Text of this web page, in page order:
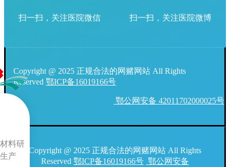
扫一扫，关注医院微信 扫一扫，关注医院微博
Copyright @ 2025 正规合法的网赌网站 All Rights
Reserved 鄂ICP备16019166号
鄂公网安备 42011702000025号
Copyright @ 2025 正规合法的网赌网站 All Rights
Reserved 鄂ICP备16019166号 鄂公网安备
料研
产